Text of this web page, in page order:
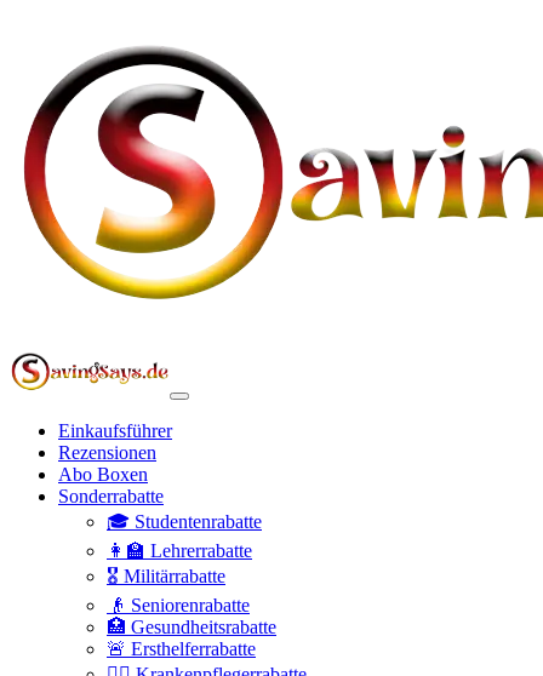
Einkaufsführer
Rezensionen
Abo Boxen
Sonderrabatte
🎓 Studentenrabatte
👩‍🏫 Lehrerrabatte
🎖️ Militärrabatte
👴 Seniorenrabatte
🏥 Gesundheitsrabatte
🚨 Ersthelferrabatte